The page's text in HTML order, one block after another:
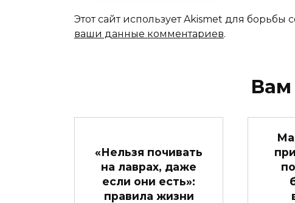
Этот сайт использует Akismet для борьбы
ваши данные комментариев.
Вам
«Нельзя почивать
на лаврах, даже
если они есть»:
правила жизни